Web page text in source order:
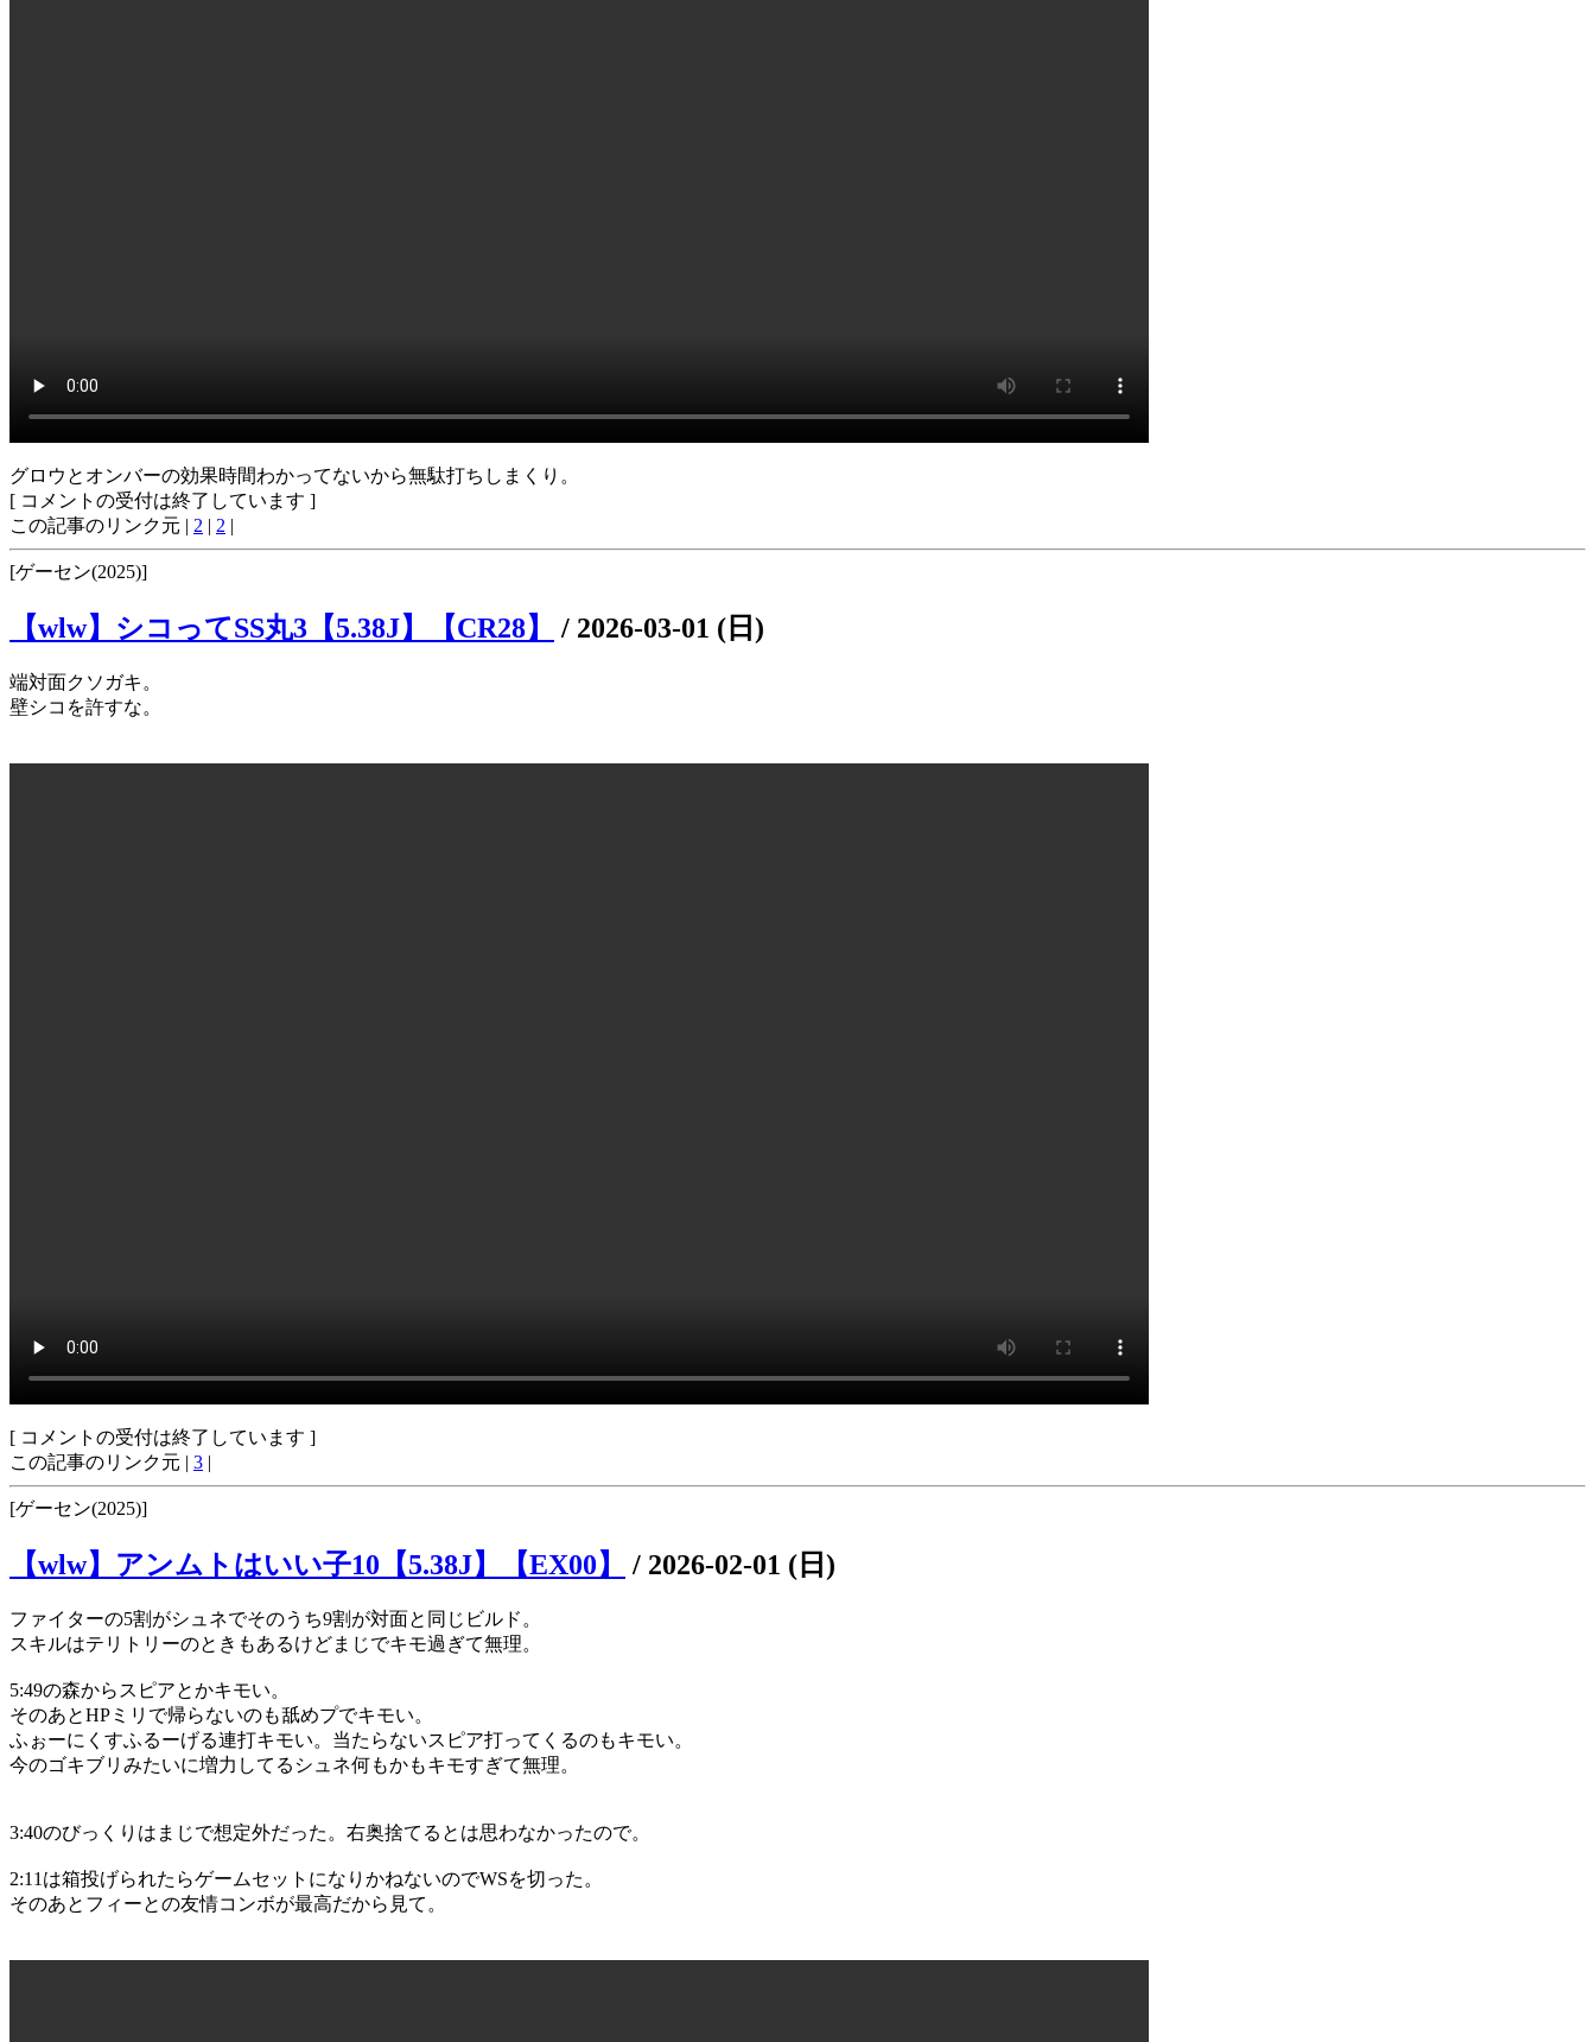
グロウとオンバーの効果時間わかってないから無駄打ちしまくり。
[ コメントの受付は終了しています ]
この記事のリンク元 | 2 | 2 |
[ゲーセン(2025)]
【wlw】シコってSS丸3【5.38J】【CR28】 / 2026-03-01 (日)
端対面クソガキ。
壁シコを許すな。
[ コメントの受付は終了しています ]
この記事のリンク元 | 3 |
[ゲーセン(2025)]
【wlw】アンムトはいい子10【5.38J】【EX00】 / 2026-02-01 (日)
ファイターの5割がシュネでそのうち9割が対面と同じビルド。
スキルはテリトリーのときもあるけどまじでキモ過ぎて無理。
5:49の森からスピアとかキモい。
そのあとHPミリで帰らないのも舐めプでキモい。
ふぉーにくすふるーげる連打キモい。当たらないスピア打ってくるのもキモい。
今のゴキブリみたいに増力してるシュネ何もかもキモすぎて無理。
3:40のびっくりはまじで想定外だった。右奥捨てるとは思わなかったので。
2:11は箱投げられたらゲームセットになりかねないのでWSを切った。
そのあとフィーとの友情コンボが最高だから見て。